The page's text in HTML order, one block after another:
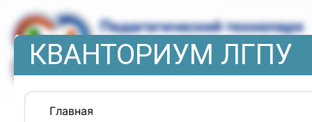
КВАНТОРИУМ ЛГПУ
Главная